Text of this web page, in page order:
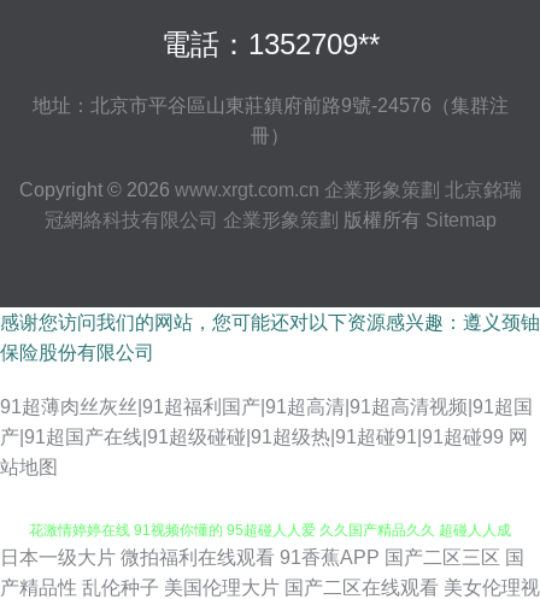
電話：1352709**
地址：北京市平谷區山東莊鎮府前路9號-24576（集群注
冊）
Copyright © 2026 www.xrgt.com.cn 企業形象策劃 北京銘瑞
冠網絡科技有限公司 企業形象策劃 版權所有 Sitemap
感谢您访问我们的网站，您可能还对以下资源感兴趣：遵义颈铀
保险股份有限公司
91超薄肉丝灰丝|91超福利国产|91超高清|91超高清视频|91超国
产|91超国产在线|91超级碰碰|91超级热|91超碰91|91超碰99 网
站地图
91视频一区蜜桃 豆花吃瓜黑料一区 九九在线视频 69老湿机午夜福利区 五月
日本一级大片 微拍福利在线观看 91香蕉APP 国产二区三区 国
产精品性 乱伦种子 美国伦理大片 国产二区在线观看 美女伦理视